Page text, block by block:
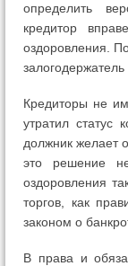
определить
кредитор
оздоровления.
Кредиторы не
утратил статус
должник желает
это решение
оздоровления
торгов, как
законом о
В права и